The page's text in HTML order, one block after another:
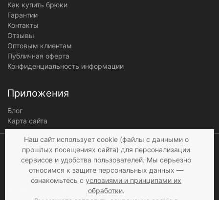
Как купить брюки
Гарантии
Контакты
Отзывы
Оптовым клиентам
Публичная оферта
Конфиденциальность информации
Приложения
Блог
Карта сайта
© 1997 - 2026 «Мир брюк»
Мы получаем и
обрабатываем
персональные данные
посетителей нашего сайта в
соответствии сусловиями
а также c
Наш сайт использует cookie (файлы с данными о
прошлых посещениях сайта) для персонализации
сервисов и удобства пользователей. Мы серьезно
относимся к защите персональных данных —
ознакомьтесь с условиями и принципами их
обработки.